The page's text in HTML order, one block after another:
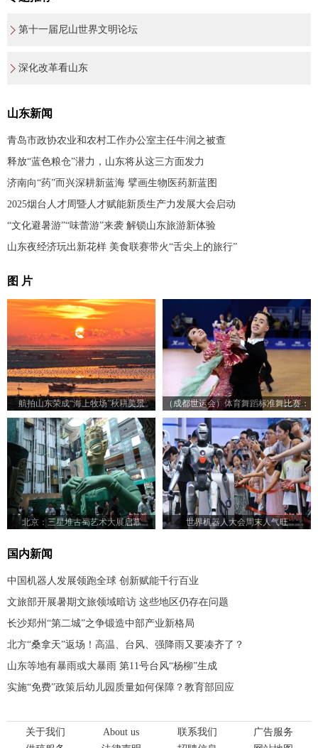
第十一届尼山世界文明论坛
深化改革看山东
山东新闻
青岛市政协农业和农村工作办公室主任牛润之被查
释放“蓝色粮仓”潜力，山东将从这三方面发力
济南向“药”而兴深耕新蓝海 擘画生物医药新蓝图
2025烟台人才周暨人才赋能新质生产力发展大会启动
“文化避暑游”“味蕾游”来袭 解锁山东旅游新体验
山东夜经济玩出新花样 美食联赛带火“舌尖上的旅行”
图 片
航拍山东荣成“海上牧场”秋耕美景
（成都世运会）体育舞蹈标准舞比赛：
23对选手赛场尽展舞姿
北京：三星堆古蜀艺术大展启幕 世界机器人大会周末人气旺
国内新闻
中国机器人发展领跑全球 创新赋能千行百业
文旅部开展暑期文旅领域暗访 这些地区仍存在问题
长沙郑州“第二城”之争锻造中部产业新格局
北方“桑拿天”返场！高温、台风、强降雨又要凑齐了？
山东等地有暴雨或大暴雨 第11号台风“杨柳”生成
实施“免费”政策后幼儿园质量如何保障？教育部回应
关于我们 About us 联系我们
广告服务